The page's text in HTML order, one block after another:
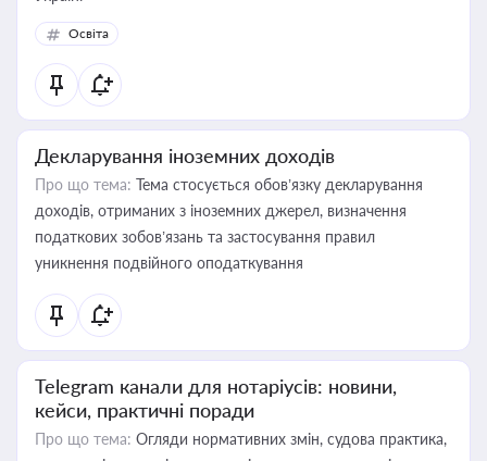
Освіта
Декларування іноземних доходів
Про що тема: Тема стосується обов’язку декларування
доходів, отриманих з іноземних джерел, визначення
податкових зобов’язань та застосування правил
уникнення подвійного оподаткування
Telegram канали для нотаріусів: новини,
кейси, практичні поради
Про що тема: Огляди нормативних змін, судова практика,